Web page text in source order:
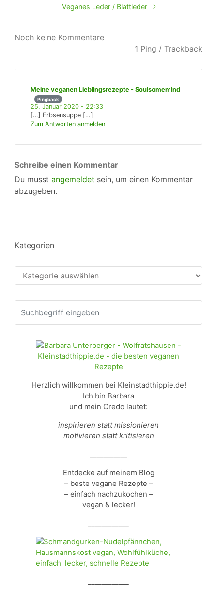
Veganes Leder / Blattleder
Noch keine Kommentare
1 Ping / Trackback
Meine veganen Lieblingsrezepte - Soulsomemind
Pingback
25. Januar 2020 - 22:33
[…] Erbsensuppe […]
Zum Antworten anmelden
Schreibe einen Kommentar
Du musst angemeldet sein, um einen Kommentar
abzugeben.
Kategorien
Kategorien
Herzlich willkommen bei Kleinstadthippie.de!
Ich bin Barbara
und mein Credo lautet:
inspirieren statt missionieren
motivieren statt kritisieren
Entdecke auf meinem Blog
– beste vegane Rezepte –
– einfach nachzukochen –
vegan & lecker!